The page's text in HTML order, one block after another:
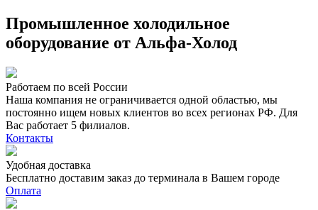
Промышленное холодильное
оборудование от Альфа-Холод
Работаем по всей России
Наша компания не ограничивается одной областью, мы
постоянно ищем новых клиентов во всех регионах РФ. Для
Вас работает 5 филиалов.
Контакты
Удобная доставка
Бесплатно доставим заказ до терминала в Вашем городе
Оплата